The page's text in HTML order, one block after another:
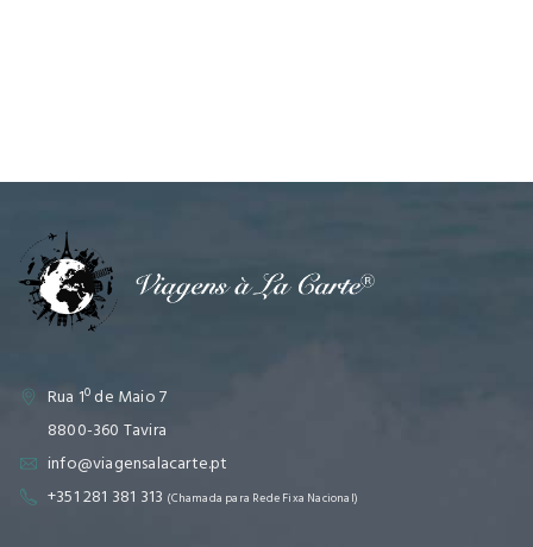
Rua 1º de Maio 7
8800-360 Tavira
info@viagensalacarte.pt
+351 281 381 313 (Chamada para Rede Fixa Nacional)